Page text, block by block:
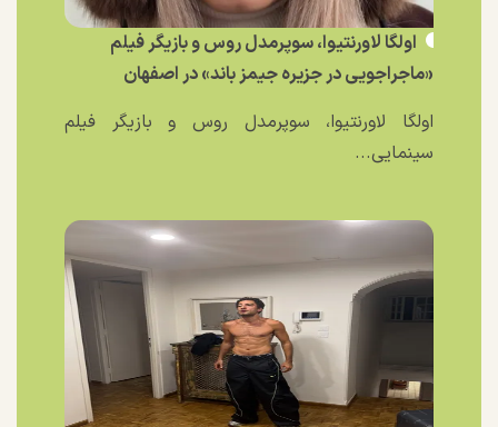
اولگا لاورنتیوا، سوپرمدل روس و بازیگر فیلم
«ماجراجویی در جزیره جیمز باند» در اصفهان
اولگا لاورنتیوا، سوپرمدل روس و بازیگر فیلم
سینمایی...